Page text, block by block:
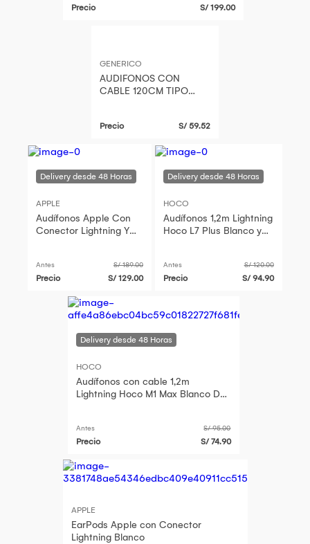
Precio S/ 199.00
GENERICO
AUDIFONOS CON
CABLE 120CM TIPO
Precio S/ 59.52
APPLE
Audífonos Apple Con
Conector Lightning Y
Antes S/ 189.00
Precio S/ 129.00
HOCO
Audífonos 1,2m Lightning
Hoco L7 Plus Blanco y
Antes S/ 120.00
Precio S/ 94.90
HOCO
Audífonos con cable 1,2m
Lightning Hoco M1 Max Blanco De
Antes S/ 95.00
Precio S/ 74.90
APPLE
EarPods Apple con Conector
Lightning Blanco